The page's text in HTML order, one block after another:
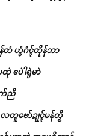
ဟွံဂံၚ်တိုန်ဘာ
ပေဲါရုဲမာဲ
ညိ
တူဗော်ဍုၚ်မန်တၟိ